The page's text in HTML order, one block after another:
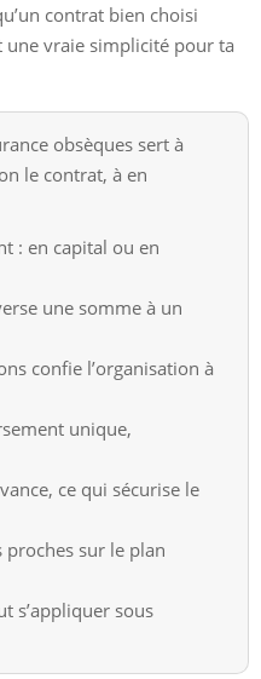
contrat bien choisi
une vraie simplicité pour ta
obsèques sert à
le contrat, à en
: en capital ou en
une somme à un
confie l’organisation à
unique,
ce qui sécurise le
proches sur le plan
s’appliquer sous